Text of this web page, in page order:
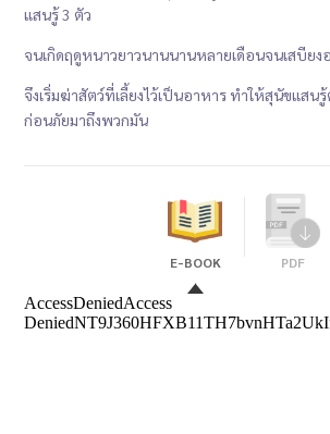
แสนรู้ 3 ตัว
จนเกิดฤดูหนาวยาวนานนานหลายเดือนจนเสบีย
จึงเริ่มฆ่าสัตว์ที่เลี้ยงไว้เป็นอาหาร ทำให้สุนัขแสน
ก่อนภัยมาถึงพวกมัน
E-BOOK PDF